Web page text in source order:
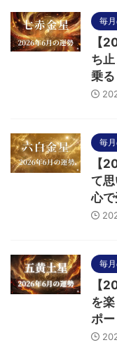
毎
【
ち
乗る
毎
【
て
心
毎
【
を
ポ